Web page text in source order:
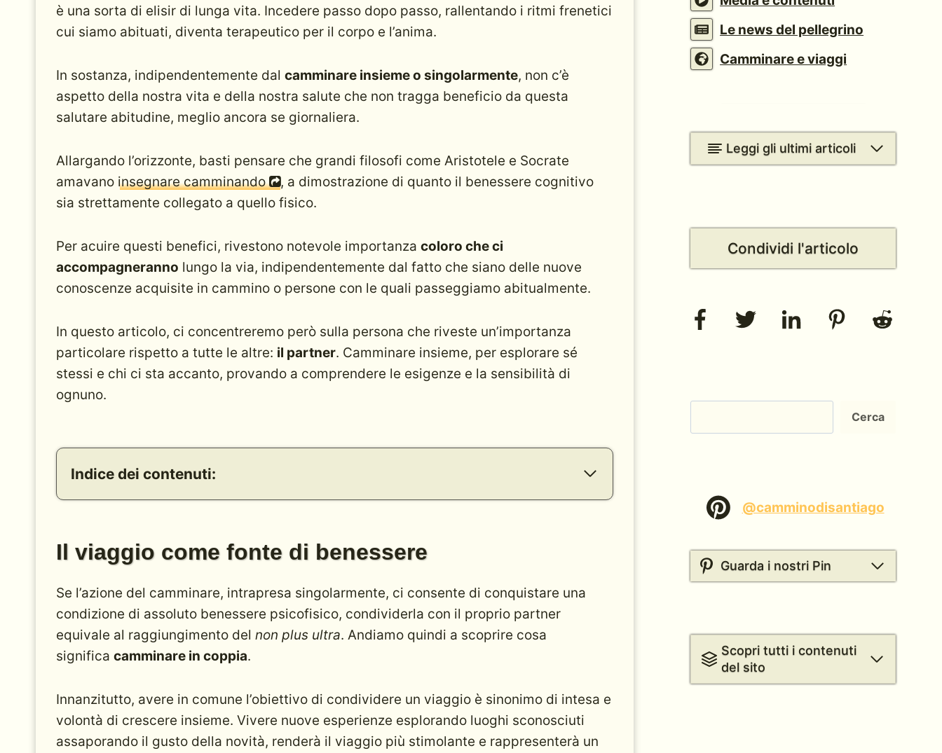
è una sorta di elisir di lunga vita. Incedere passo dopo passo, rallentando i ritmi frenetici
cui siamo abituati, diventa terapeutico per il corpo e l’anima.
In sostanza, indipendentemente dal camminare insieme o singolarmente, non c’è
aspetto della nostra vita e della nostra salute che non tragga beneficio da questa
salutare abitudine, meglio ancora se giornaliera.
Allargando l’orizzonte, basti pensare che grandi filosofi come Aristotele e Socrate
amavano insegnare camminando
, a dimostrazione di quanto il benessere cognitivo
sia strettamente collegato a quello fisico.
Per acuire questi benefici, rivestono notevole importanza coloro che ci
accompagneranno lungo la via, indipendentemente dal fatto che siano delle nuove
conoscenze acquisite in cammino o persone con le quali passeggiamo abitualmente.
In questo articolo, ci concentreremo però sulla persona che riveste un’importanza
particolare rispetto a tutte le altre: il partner. Camminare insieme, per esplorare sé
stessi e chi ci sta accanto, provando a comprendere le esigenze e la sensibilità di
ognuno.
Indice dei contenuti:
Il viaggio come fonte di benessere
Come iniziare a camminare insieme? Con gradualità
Idee e suggerimenti per i cammini più lunghi
Camminare abbracciati per crescere insieme
Il viaggio come fonte di benessere
Se l’azione del camminare, intrapresa singolarmente, ci consente di conquistare una
condizione di assoluto benessere psicofisico, condividerla con il proprio partner
equivale al raggiungimento del non plus ultra. Andiamo quindi a scoprire cosa
significa camminare in coppia.
Innanzitutto, avere in comune l’obiettivo di condividere un viaggio è sinonimo di intesa e
volontà di crescere insieme. Vivere nuove esperienze esplorando luoghi sconosciuti
assaporando il gusto della novità, renderà il viaggio più stimolante e rappresenterà un
Le news del pellegrino
Camminare e viaggi
Leggi gli ultimi articoli
Condividi l'articolo
Cerca
@camminodisantiago
Guarda i nostri Pin
Scopri tutti i contenuti
del sito